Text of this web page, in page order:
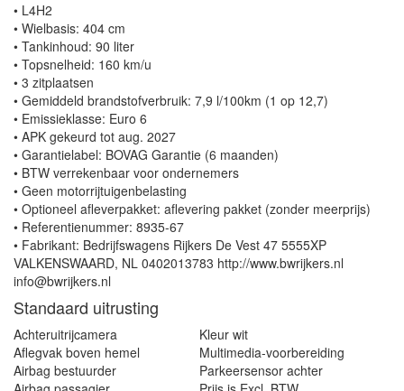
• L4H2
• Wielbasis: 404 cm
• Tankinhoud: 90 liter
• Topsnelheid: 160 km/u
• 3 zitplaatsen
• Gemiddeld brandstofverbruik: 7,9 l/100km (1 op 12,7)
• Emissieklasse: Euro 6
• APK gekeurd tot aug. 2027
• Garantielabel: BOVAG Garantie (6 maanden)
• BTW verrekenbaar voor ondernemers
• Geen motorrijtuigenbelasting
• Optioneel afleverpakket: aflevering pakket (zonder meerprijs)
• Referentienummer: 8935-67
• Fabrikant: Bedrijfswagens Rijkers De Vest 47 5555XP
VALKENSWAARD, NL 0402013783 http://www.bwrijkers.nl
info@bwrijkers.nl
Standaard uitrusting
Achteruitrijcamera
Aflegvak boven hemel
Airbag bestuurder
Kleur wit
Multimedia-voorbereiding
Parkeersensor achter